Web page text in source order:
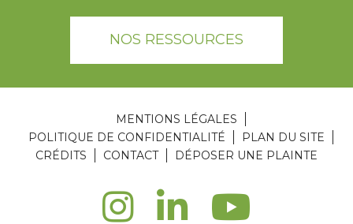
NOS RESSOURCES
MENTIONS LÉGALES
POLITIQUE DE CONFIDENTIALITÉ
PLAN DU SITE
CRÉDITS
CONTACT DÉPOSER UNE PLAINTE